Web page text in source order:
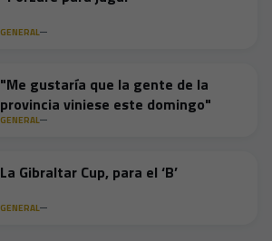
GENERAL
"Me gustaría que la gente de la
provincia viniese este domingo"
GENERAL
La Gibraltar Cup, para el ‘B’
GENERAL